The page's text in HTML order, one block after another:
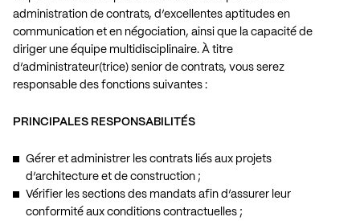
administration de contrats, d’excellentes aptitudes en
communication et en négociation, ainsi que la capacité de
diriger une équipe multidisciplinaire. À titre
d’administrateur(trice) senior de contrats, vous serez
responsable des fonctions suivantes :
PRINCIPALES RESPONSABILITÉS
Gérer et administrer les contrats liés aux projets
d’architecture et de construction ;
Vérifier les sections des mandats afin d’assurer leur
conformité aux conditions contractuelles ;